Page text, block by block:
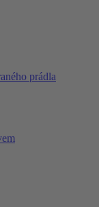
prádla